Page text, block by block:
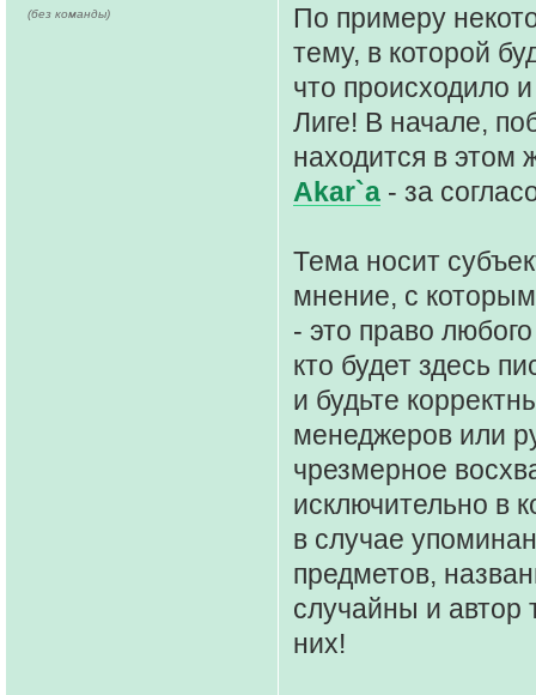
По примеру
тему, в которой
что происходило
Лиге! В начале,
находится в этом
Akar`а - за
Тема носит
мнение, с
- это право
кто будет здесь
и будьте
менеджеров или
чрезмерное
исключительно в
в случае
предметов,
случайны и автор
них!
(без команды)